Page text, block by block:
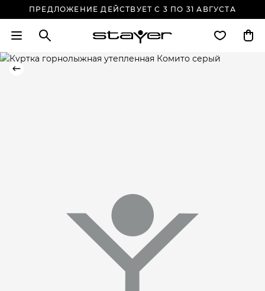
ПРЕДЛОЖЕНИЕ ДЕЙСТВУЕТ С 3 ПО 31 АВГУСТА